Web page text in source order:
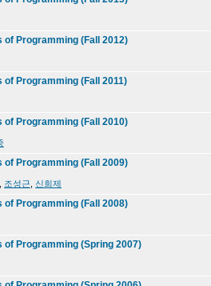
of Programming (Fall 2012)
of Programming (Fall 2011)
of Programming (Fall 2010)
of Programming (Fall 2009)
조성근 신희제
of Programming (Fall 2008)
of Programming (Spring 2007)